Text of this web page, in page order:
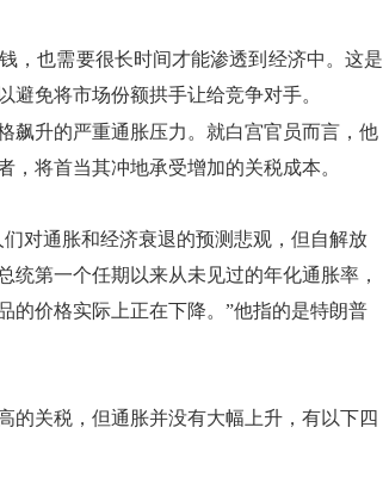
也需要很长时间才能渗透到经济中。这是
避免将市场份额拱手让给竞争对手。
升的严重通胀压力。就白宫官员而言，他
将首当其冲地承受增加的关税成本。
对通胀和经济衰退的预测悲观，但自解放
统第一个任期以来从未见过的年化通胀率，
的价格实际上正在下降。”他指的是特朗普
关税，但通胀并没有大幅上升，有以下四